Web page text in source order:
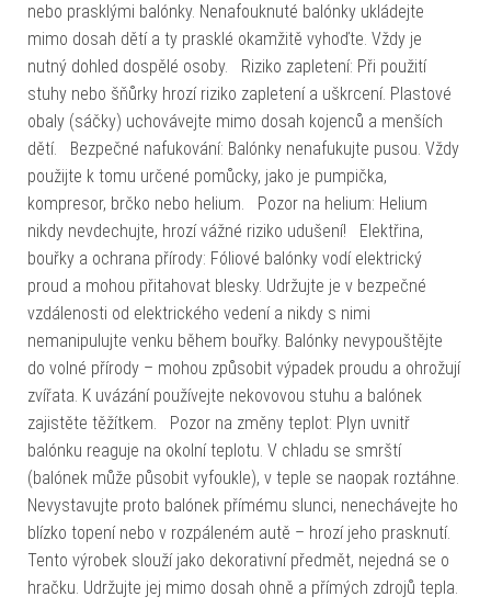
nebo prasklými balónky. Nenafouknuté balónky ukládejte
mimo dosah dětí a ty prasklé okamžitě vyhoďte. Vždy je
nutný dohled dospělé osoby. Riziko zapletení: Při použití
stuhy nebo šňůrky hrozí riziko zapletení a uškrcení. Plastové
obaly (sáčky) uchovávejte mimo dosah kojenců a menších
dětí. Bezpečné nafukování: Balónky nenafukujte pusou. Vždy
použijte k tomu určené pomůcky, jako je pumpička,
kompresor, brčko nebo helium. Pozor na helium: Helium
nikdy nevdechujte, hrozí vážné riziko udušení! Elektřina,
bouřky a ochrana přírody: Fóliové balónky vodí elektrický
proud a mohou přitahovat blesky. Udržujte je v bezpečné
vzdálenosti od elektrického vedení a nikdy s nimi
nemanipulujte venku během bouřky. Balónky nevypouštějte
do volné přírody – mohou způsobit výpadek proudu a ohrožují
zvířata. K uvázání používejte nekovovou stuhu a balónek
zajistěte těžítkem. Pozor na změny teplot: Plyn uvnitř
balónku reaguje na okolní teplotu. V chladu se smrští
(balónek může působit vyfoukle), v teple se naopak roztáhne.
Nevystavujte proto balónek přímému slunci, nenechávejte ho
blízko topení nebo v rozpáleném autě – hrozí jeho prasknutí.
Tento výrobek slouží jako dekorativní předmět, nejedná se o
hračku. Udržujte jej mimo dosah ohně a přímých zdrojů tepla.